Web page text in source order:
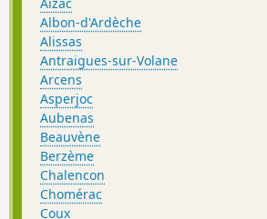
Albon-d'Ardèche
Alissas
Antraigues-sur-Volane
Arcens
Asperjoc
Aubenas
Beauvène
Berzème
Chalencon
Chomérac
Coux